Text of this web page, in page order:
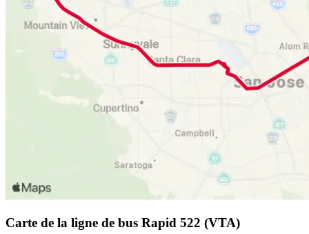
Carte de la ligne de bus Rapid 522 (VTA)